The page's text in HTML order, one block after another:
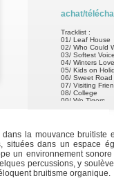
achat/
Tracklist :
01/ Leaf House
02/ Who Could
03/ Softest Voice
04/ Winters Love
05/ Kids on
06/ Sweet Road
07/ Visiting
08/ College
09/ We Tigers
la mouvance bruitiste
situées dans un espace
un environnement
percussions, y
bruitisme organique.